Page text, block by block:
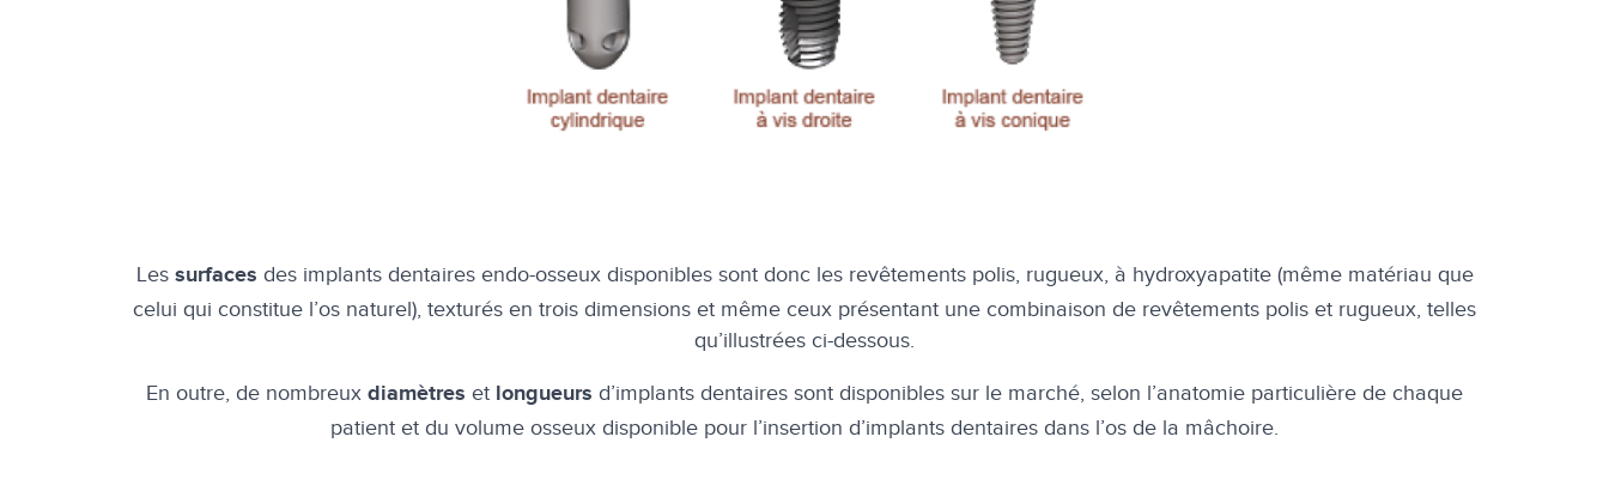
Les surfaces des implants dentaires endo-osseux disponibles sont donc les revêtements polis, rugueux, à hydroxyapatite (même matériau que
celui qui constitue l’os naturel), texturés en trois dimensions et même ceux présentant une combinaison de revêtements polis et rugueux, telles
qu’illustrées ci-dessous.
En outre, de nombreux diamètres et longueurs d’implants dentaires sont disponibles sur le marché, selon l’anatomie particulière de chaque
patient et du volume osseux disponible pour l’insertion d’implants dentaires dans l’os de la mâchoire.